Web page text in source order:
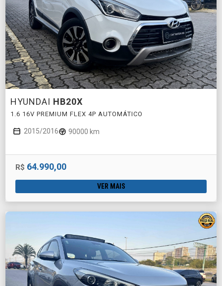
HYUNDAI HB20X
1.6 16V PREMIUM FLEX 4P AUTOMÁTICO
2015/2016 90000 km
R$ 64.990,00
VER MAIS